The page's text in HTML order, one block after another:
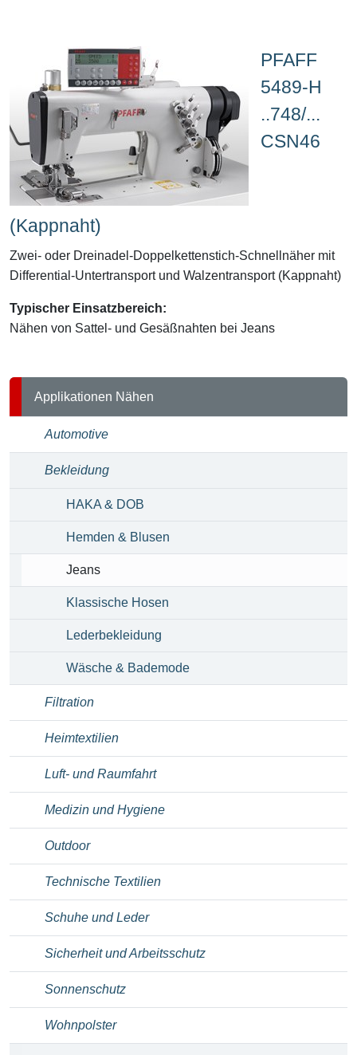
PFAFF
5489-H
..748/...
CSN46
(Kappnaht)
Zwei- oder Dreinadel-Doppelkettenstich-Schnellnäher mit
Differential-Untertransport und Walzentransport (Kappnaht)
Typischer Einsatzbereich:
Nähen von Sattel- und Gesäßnahten bei Jeans
Applikationen Nähen
Automotive
Bekleidung
HAKA & DOB
Hemden & Blusen
Jeans
Klassische Hosen
Lederbekleidung
Wäsche & Bademode
Filtration
Heimtextilien
Luft- und Raumfahrt
Medizin und Hygiene
Outdoor
Technische Textilien
Schuhe und Leder
Sicherheit und Arbeitsschutz
Sonnenschutz
Wohnpolster